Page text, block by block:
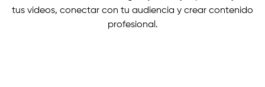
tus videos, conectar con tu audiencia y crear contenido
profesional.